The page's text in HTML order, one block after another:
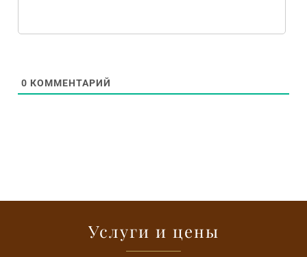
0 КОММЕНТАРИЙ
Услуги и цены